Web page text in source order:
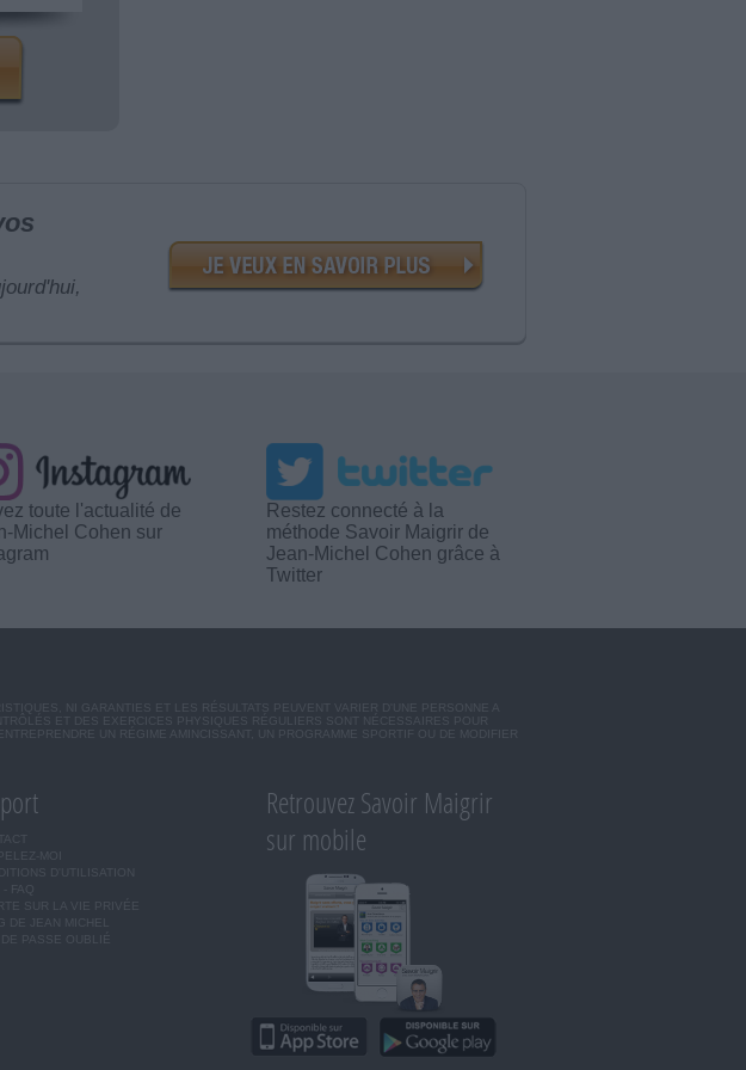
toute l'actualité de
Michel Cohen sur
Restez connecté à la
méthode Savoir Maigrir de
Jean-Michel Cohen grâce à
Twitter
NI GARANTIES ET LES RÉSULTATS PEUVENT VARIER D'UNE PERSONNE A
ET DES EXERCICES PHYSIQUES RÉGULIERS SONT NÉCESSAIRES POUR
UN RÉGIME AMINCISSANT, UN PROGRAMME SPORTIF OU DE MODIFIER
MOI
D'UTILISATION
FAQ
SUR LA VIE PRIVÉE
DE JEAN MICHEL
DE PASSE OUBLIÉ
Retrouvez Savoir Maigrir
sur mobile